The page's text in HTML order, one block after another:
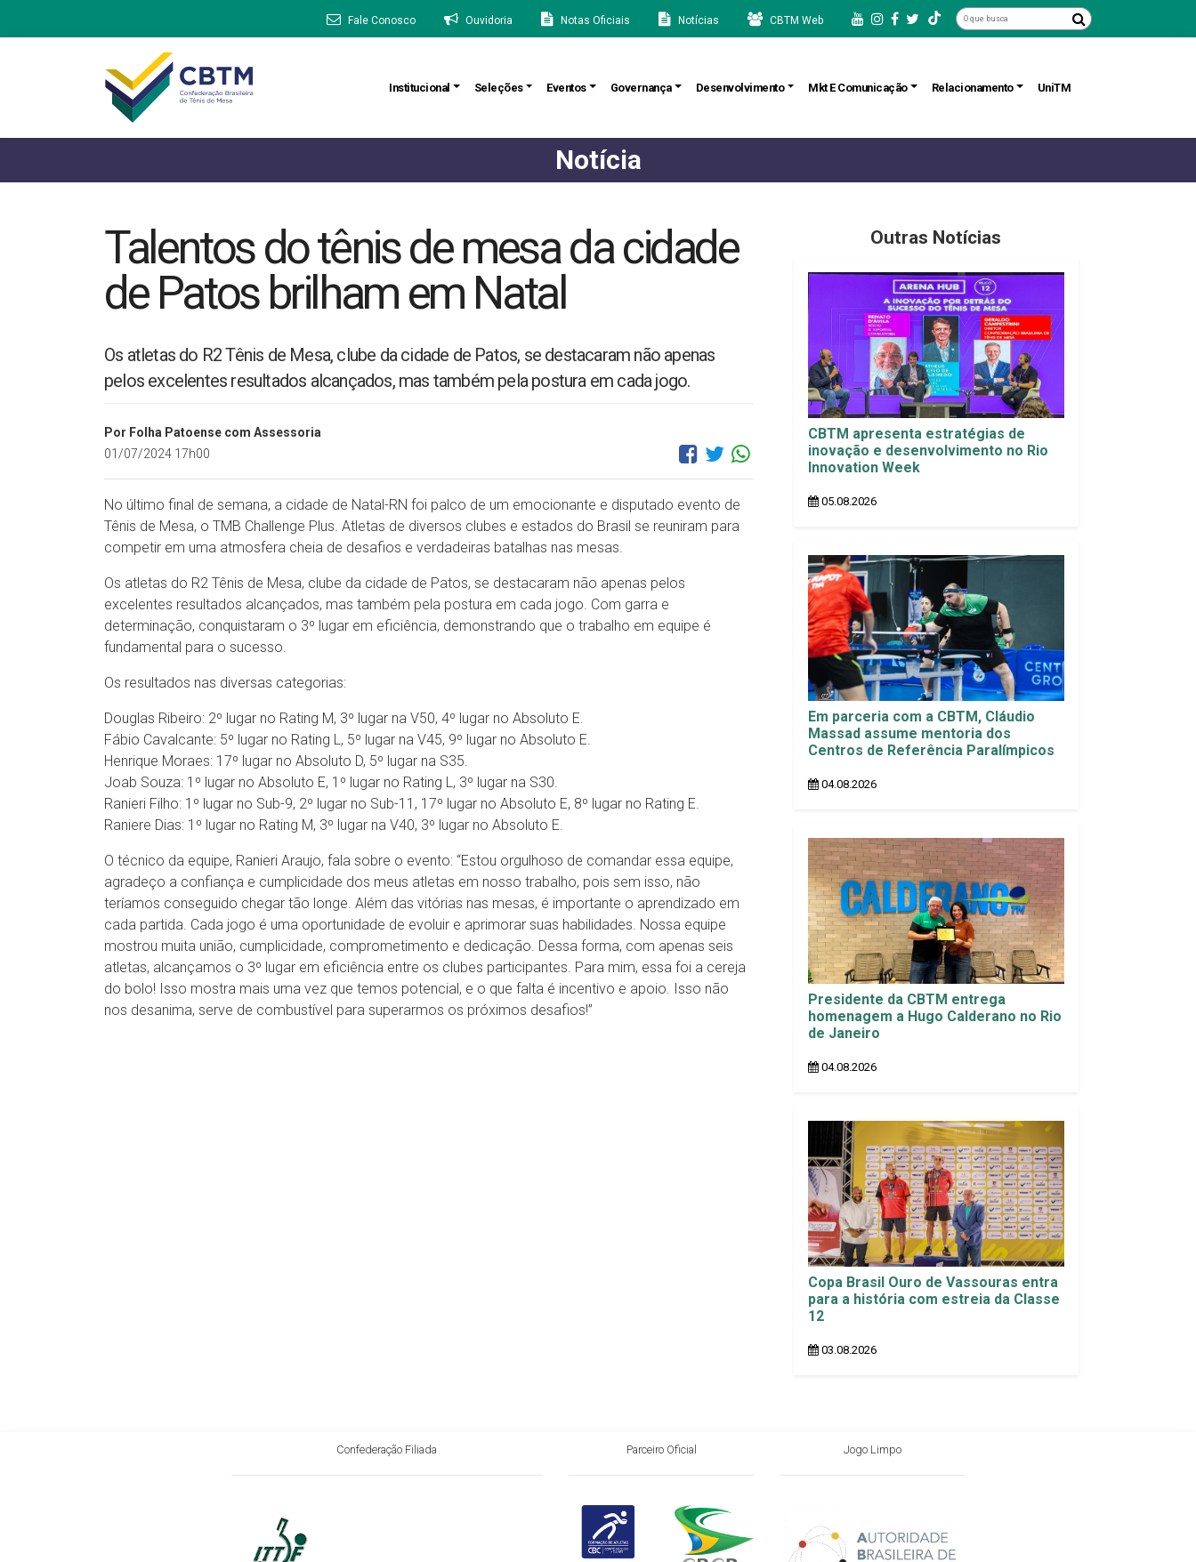
Fale Conosco Ouvidoria Notas Oficiais Notícias CBTM Web
Institucional Seleções Eventos Governança Desenvolvimento Mkt E Comunicação Relacionamento UniTM
Notícia
Talentos do tênis de mesa da cidade
de Patos brilham em Natal
Os atletas do R2 Tênis de Mesa, clube da cidade de Patos, se destacaram não apenas
pelos excelentes resultados alcançados, mas também pela postura em cada jogo.
Por Folha Patoense com Assessoria
01/07/2024 17h00
No último final de semana, a cidade de Natal-RN foi palco de um emocionante e disputado evento de
Tênis de Mesa, o TMB Challenge Plus. Atletas de diversos clubes e estados do Brasil se reuniram para
competir em uma atmosfera cheia de desafios e verdadeiras batalhas nas mesas.
Os atletas do R2 Tênis de Mesa, clube da cidade de Patos, se destacaram não apenas pelos
excelentes resultados alcançados, mas também pela postura em cada jogo. Com garra e
determinação, conquistaram o 3º lugar em eficiência, demonstrando que o trabalho em equipe é
fundamental para o sucesso.
Os resultados nas diversas categorias:
Douglas Ribeiro: 2º lugar no Rating M, 3º lugar na V50, 4º lugar no Absoluto E.
Fábio Cavalcante: 5º lugar no Rating L, 5º lugar na V45, 9º lugar no Absoluto E.
Henrique Moraes: 17º lugar no Absoluto D, 5º lugar na S35.
Joab Souza: 1º lugar no Absoluto E, 1º lugar no Rating L, 3º lugar na S30.
Ranieri Filho: 1º lugar no Sub-9, 2º lugar no Sub-11, 17º lugar no Absoluto E, 8º lugar no Rating E.
Raniere Dias: 1º lugar no Rating M, 3º lugar na V40, 3º lugar no Absoluto E.
O técnico da equipe, Ranieri Araujo, fala sobre o evento: “Estou orgulhoso de comandar essa equipe,
agradeço a confiança e cumplicidade dos meus atletas em nosso trabalho, pois sem isso, não
teríamos conseguido chegar tão longe. Além das vitórias nas mesas, é importante o aprendizado em
cada partida. Cada jogo é uma oportunidade de evoluir e aprimorar suas habilidades. Nossa equipe
mostrou muita união, cumplicidade, comprometimento e dedicação. Dessa forma, com apenas seis
atletas, alcançamos o 3º lugar em eficiência entre os clubes participantes. Para mim, essa foi a cereja
do bolo! Isso mostra mais uma vez que temos potencial, e o que falta é incentivo e apoio. Isso não
nos desanima, serve de combustível para superarmos os próximos desafios!”
Outras Notícias
CBTM apresenta estratégias de
inovação e desenvolvimento no Rio
Innovation Week
05.08.2026
Em parceria com a CBTM, Cláudio
Massad assume mentoria dos
Centros de Referência Paralímpicos
04.08.2026
Presidente da CBTM entrega
homenagem a Hugo Calderano no Rio
de Janeiro
04.08.2026
Copa Brasil Ouro de Vassouras entra
para a história com estreia da Classe
12
03.08.2026
Confederação Filiada Parceiro Oficial Jogo Limpo